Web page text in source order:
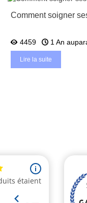
Comment soigner
4459 1 An
Lire la suite